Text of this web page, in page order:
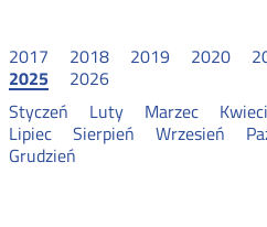
2017 2018 2019 2020
2025
2026
Styczeń
Luty Marzec
Lipiec
Sierpień Wrzesień
Grudzień